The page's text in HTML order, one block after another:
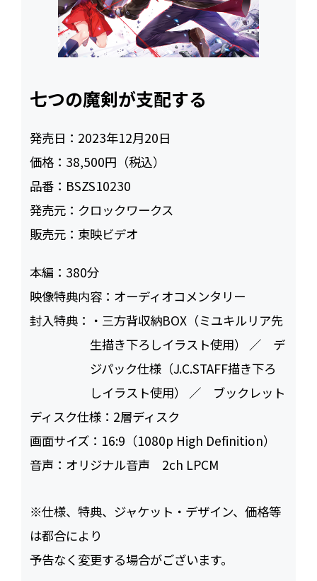
七つの魔剣が支配する
発売日： 2023年12月20日
価格： 38,500円（税込）
品番： BSZS10230
発売元： クロックワークス
販売元： 東映ビデオ
本編： 380
映像特典内容： オーディオコメンタリー
封入特典： ・三方背収納BOX（ミユキルリア先
生描き下ろしイラスト使用） ／ デ
ジパック仕様（J.C.STAFF描き下ろ
しイラスト使用） ／ ブックレット
ディスク仕様： 2層ディスク
画面サイズ： 16:9（1080p High Definition）
音声： オリジナル音声 2ch LPCM
※仕様、特典、ジャケット・デザイン、価格等
は都合により
予告なく変更する場合がございます。